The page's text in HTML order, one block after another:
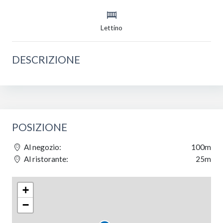
Lettino
DESCRIZIONE
POSIZIONE
Al negozio:
100m
Al ristorante:
25m
+
−